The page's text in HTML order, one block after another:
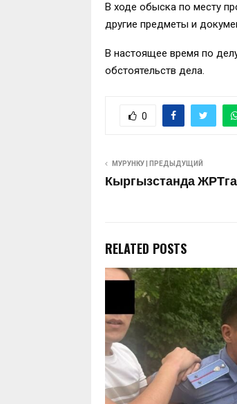
В ходе обыска по месту
другие предметы и
В настоящее время по
обстоятельств дела.
0
МУРУНКУ | ПРЕДЫДУЩИЙ
Кыргызстанда
RELATED POSTS